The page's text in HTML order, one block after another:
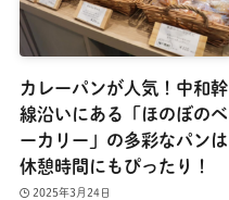
カレーパンが人気！中和幹
線沿いにある「ほのぼのベ
ーカリー」の多彩なパンは
休憩時間にもぴったり！
2025年3月24日